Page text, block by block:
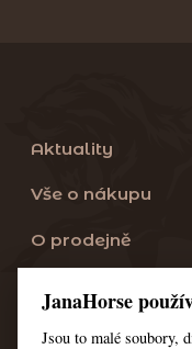
Aktuality
Vše o nákupu
O prodejně
Servis
JanaHorse
Jsou to malé soubory,